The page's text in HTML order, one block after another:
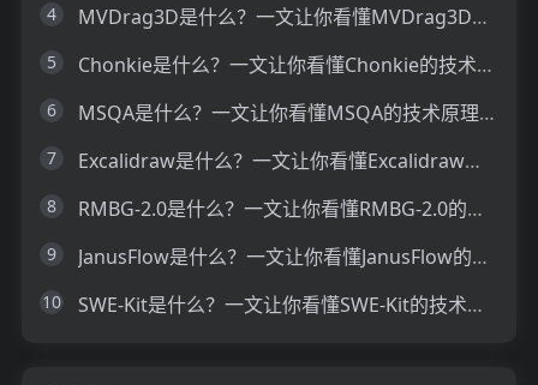
4 MVDrag3D是什么？一文让你看懂MVDrag3D的技术原理、主要功能、应用场景
5 Chonkie是什么？一文让你看懂Chonkie的技术原理、主要功能、应用场景
6 MSQA是什么？一文让你看懂MSQA的技术原理、主要功能、应用场景
7 Excalidraw是什么？一文让你看懂Excalidraw的技术原理、主要功能、应用场景
8 RMBG-2.0是什么？一文让你看懂RMBG-2.0的技术原理、主要功能、应用场景
9 JanusFlow是什么？一文让你看懂JanusFlow的技术原理、主要功能、应用场景
10 SWE-Kit是什么？一文让你看懂SWE-Kit的技术原理、主要功能、应用场景